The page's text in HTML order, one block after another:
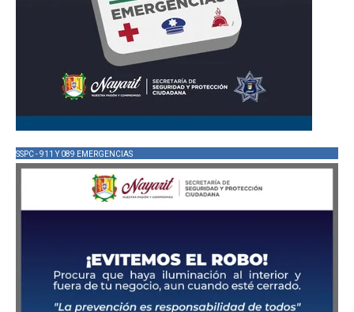
SSPC - 911 Y 089 EMERGENCIAS